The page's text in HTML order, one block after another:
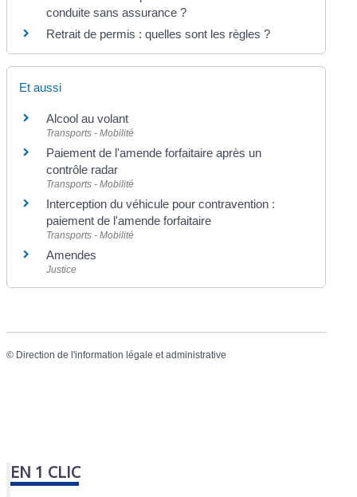
conduite sans assurance ?
Retrait de permis : quelles sont les règles ?
Et aussi
Alcool au volant
Transports - Mobilité
Paiement de l'amende forfaitaire après un
contrôle radar
Transports - Mobilité
Interception du véhicule pour contravention :
paiement de l'amende forfaitaire
Transports - Mobilité
Amendes
Justice
© Direction de l'information légale et administrative
EN 1 CLIC